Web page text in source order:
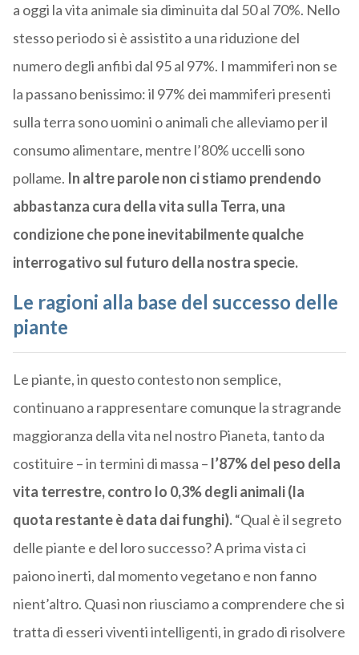
a oggi la vita animale sia diminuita dal 50 al 70%. Nello
stesso periodo si è assistito a una riduzione del
numero degli anfibi dal 95 al 97%. I mammiferi non se
la passano benissimo: il 97% dei mammiferi presenti
sulla terra sono uomini o animali che alleviamo per il
consumo alimentare, mentre l’80% uccelli sono
pollame. In altre parole non ci stiamo prendendo
abbastanza cura della vita sulla Terra, una
condizione che pone inevitabilmente qualche
interrogativo sul futuro della nostra specie.
Le ragioni alla base del successo delle
piante
Le piante, in questo contesto non semplice,
continuano a rappresentare comunque la stragrande
maggioranza della vita nel nostro Pianeta, tanto da
costituire – in termini di massa – l’87% del peso della
vita terrestre, contro lo 0,3% degli animali (la
quota restante è data dai funghi).“Qual è il segreto
delle piante e del loro successo? A prima vista ci
paiono inerti, dal momento vegetano e non fanno
nient’altro. Quasi non riusciamo a comprendere che si
tratta di esseri viventi intelligenti, in grado di risolvere